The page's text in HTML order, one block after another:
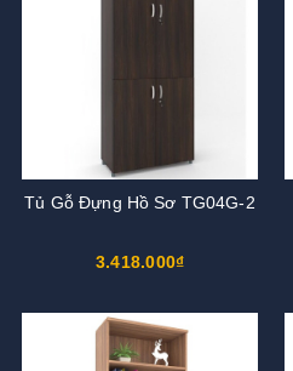
Tủ Gỗ Đựng Hồ Sơ TG04G-2
3.418.000₫